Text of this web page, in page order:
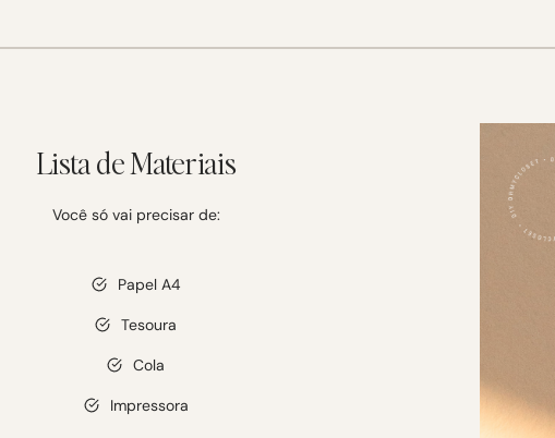
Lista de Materiais
Você só vai precisar de:
Papel A4
Tesoura
Cola
Impressora